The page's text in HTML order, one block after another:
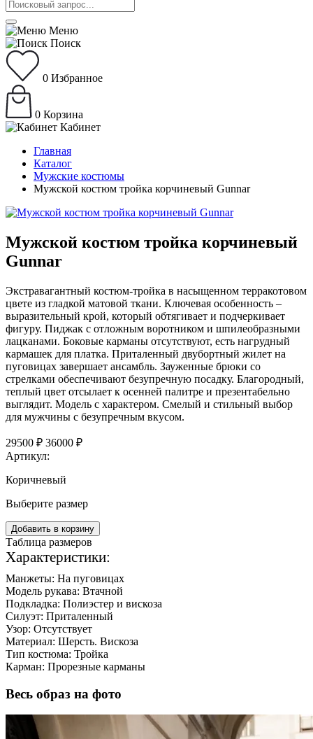
Меню
Поиск
0 Избранное
0 Корзина
Кабинет
Главная
Каталог
Мужские костюмы
Мужской костюм тройка корчиневый Gunnar
Мужской костюм тройка корчиневый
Gunnar
Экстравагантный костюм-тройка в насыщенном терракотовом
цвете из гладкой матовой ткани. Ключевая особенность –
выразительный крой, который обтягивает и подчеркивает
фигуру. Пиджак с отложным воротником и шпилеобразными
лацканами. Боковые карманы отсутствуют, есть нагрудный
кармашек для платка. Приталенный двубортный жилет на
пуговицах завершает ансамбль. Зауженные брюки со
стрелками обеспечивают безупречную посадку. Благородный,
теплый цвет отсылает к осенней палитре и презентабельно
выглядит. Модель с характером. Смелый и стильный выбор
для мужчины с безупречным вкусом.
29500 ₽ 36000 ₽
Артикул:
Коричневый
Выберите размер
Добавить в корзину
Таблица размеров
Характеристики:
Манжеты: На пуговицах
Модель рукава: Втачной
Подкладка: Полиэстер и вискоза
Силуэт: Приталенный
Узор: Отсутствует
Материал: Шерсть. Вискоза
Тип костюма: Тройка
Карман: Прорезные карманы
Весь образ на фото